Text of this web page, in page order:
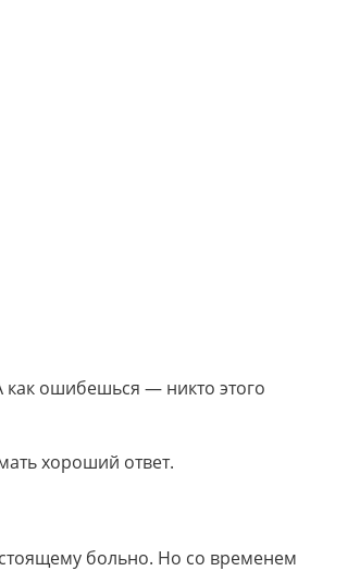
как ошибешься — никто этого
хороший ответ.
больно. Но со временем